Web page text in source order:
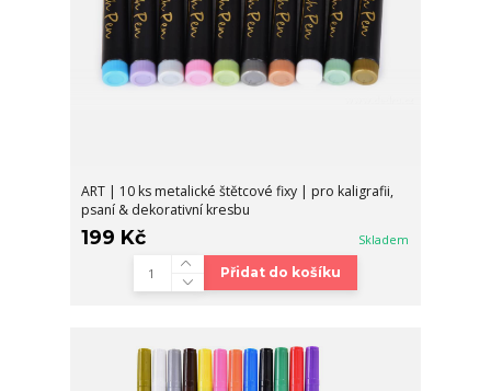
ART | 10 ks metalické štětcové fixy | pro kaligrafii,
psaní & dekorativní kresbu
199 Kč Skladem
Přidat do košíku